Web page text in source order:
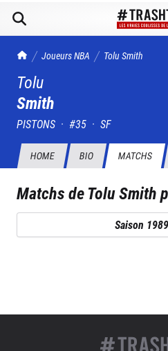
TrashTalk Actu NBA
Joueurs NBA ToluSmith
Tolu
Smith
PISTONS · #35 · SF
HOME BIO MATCHS
Matchs deTolu Smith
Saison